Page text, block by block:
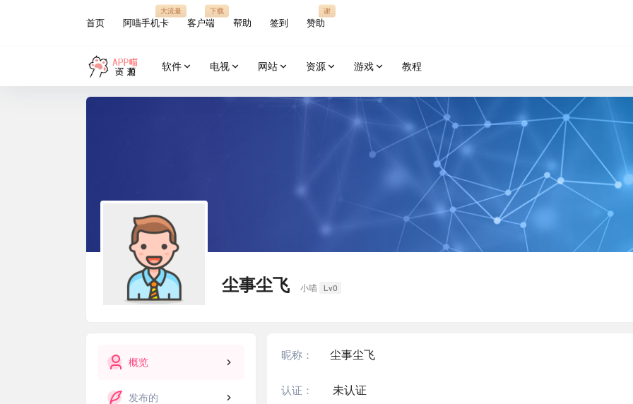
首页 阿喵手机卡
大流量
客户端
下载
帮助 签到 赞助
谢
软件 电视 网站 资源 游戏 教程
尘事尘飞 小喵 Lv0
概览
发布的
昵称： 尘事尘飞
认证： 未认证